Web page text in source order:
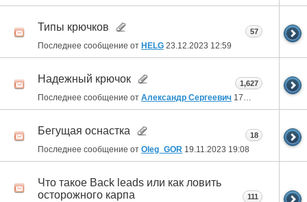
Типы крючков
Последнее сообщение от HELG 23.12.2023 12:59
57
Надежный крючок
Последнее сообщение от Александр Сергеевич 17.12.2023 13:37
1,627
Бегущая оснастка
Последнее сообщение от Oleg_GOR 19.11.2023 19:08
18
Что такое Back leads или как ловить
осторожного карпа
111